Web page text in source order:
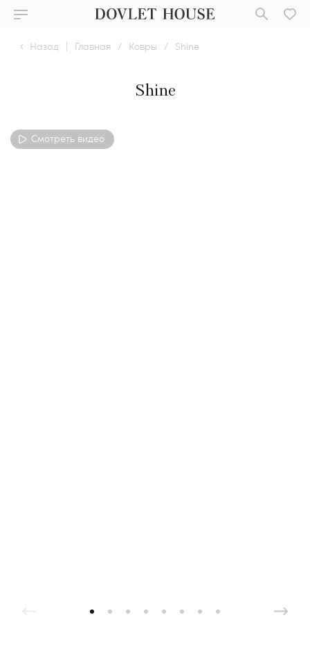
Назад | Главная / Ковры / Shine
Shine
Смотреть видео